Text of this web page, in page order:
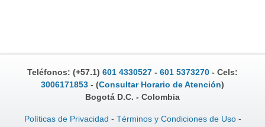
Teléfonos: (+57.1) 601 4330527 - 601 5373270 - Cels:
3006171853 - (Consultar Horario de Atención)
Bogotá D.C. - Colombia
Políticas de Privacidad - Términos y Condiciones de Uso-